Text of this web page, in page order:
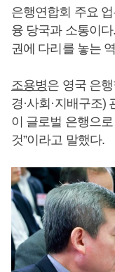
은행연합회 주요
융 당국과 소통이다.
권에 다리를 놓는
조용병은 영국 은
경·사회·지배구조)
이 글로벌 은행으
것”이라고 말했다.